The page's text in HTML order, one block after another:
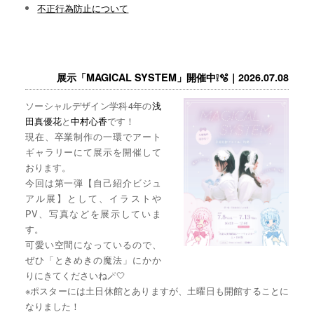
不正行為防止について
展示「MAGICAL SYSTEM」開催中❕🫧｜2026.07.08
ソーシャルデザイン学科4年の浅
田真優花と中村心香です！
現在、卒業制作の一環でアート
ギャラリーにて展示を開催して
おります。
今回は第一弾【自己紹介ビジュ
アル展】として、イラストや
PV、写真などを展示していま
す。
可愛い空間になっているので、
ぜひ「ときめきの魔法」にかか
りにきてくださいね🪄🤍
※ポスターには土日休館とありますが、土曜日も開館することに
なりました！